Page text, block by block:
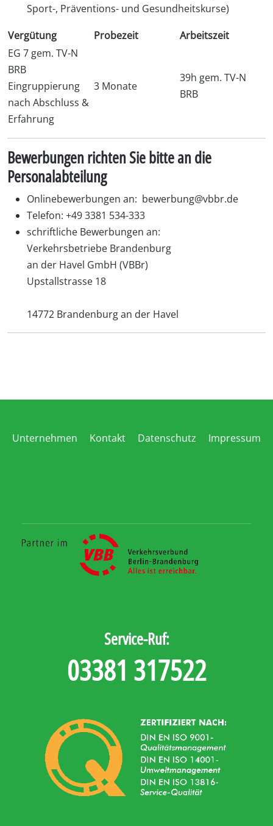
Sport-, Präventions- und Gesundheitskurse)
Vergütung
Probezeit
Arbeitszeit
EG 7 gem. TV-N
BRB
Eingruppierung
nach Abschluss &
Erfahrung
3 Monate
39h gem. TV-N
BRB
Bewerbungen richten Sie bitte an die
Personalabteilung
Onlinebewerbungen an: bewerbung@vbbr.de
Telefon: +49 3381 534-333
schriftliche Bewerbungen an:
Verkehrsbetriebe Brandenburg
an der Havel GmbH (VBBr)
Upstallstrasse 18
14772 Brandenburg an der Havel
Unternehmen Kontakt Datenschutz Impressum
Service-Ruf:
03381 317522